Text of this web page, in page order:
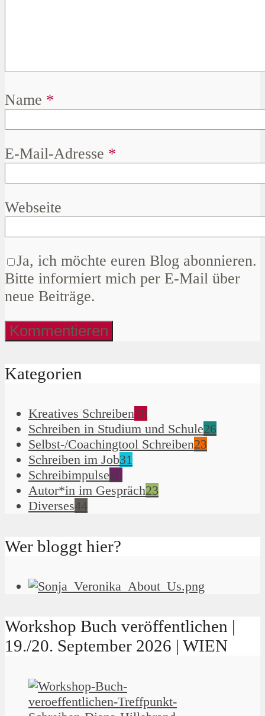
Name *
E-Mail-Adresse *
Webseite
Ja, ich möchte euren Blog abonnieren.
Bitte informiert mich per E-Mail über
neue Beiträge.
Kategorien
Kreatives Schreiben90
Schreiben in Studium und Schule26
Selbst-/Coachingtool Schreiben23
Schreiben im Job31
Schreibimpulse51
Autor*in im Gespräch23
Diverses44
Wer bloggt hier?
Workshop Buch veröffentlichen |
19./20. September 2026 | WIEN